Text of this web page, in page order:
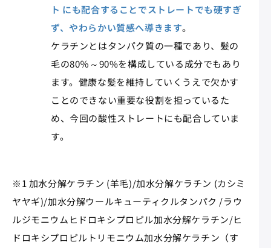
ト にも配合することでストレートでも硬すぎ
ず、やわらかい質感へ導きます。
ケラチンとはタンパク質の一種であり、髪の
毛の80％～90%を構成している成分でもあり
ます。健康な髪を維持していくうえで欠かす
ことのできない重要な役割を担っているた
め、今回の酸性ストレートにも配合していま
す。
※1 加水分解ケラチン (羊毛)/加水分解ケラチン (カシミ
ヤヤギ)/加水分解ウールキューティクルタンパク /ラウ
ルジモニウムヒドロキシプロピル加水分解ケラチン/ヒ
ドロキシプロピルトリモニウム加水分解ケラチン（す